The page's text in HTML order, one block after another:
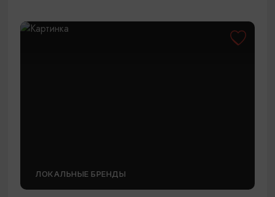
ЛОКАЛЬНЫЕ БРЕНДЫ